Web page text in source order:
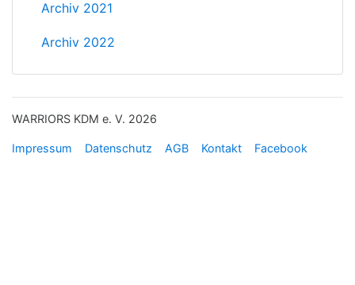
Archiv 2021
Archiv 2022
WARRIORS KDM e. V. 2026
Impressum Datenschutz AGB Kontakt Facebook